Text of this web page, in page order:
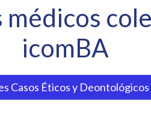
icomBA
Casos Éticos y Deontológicos